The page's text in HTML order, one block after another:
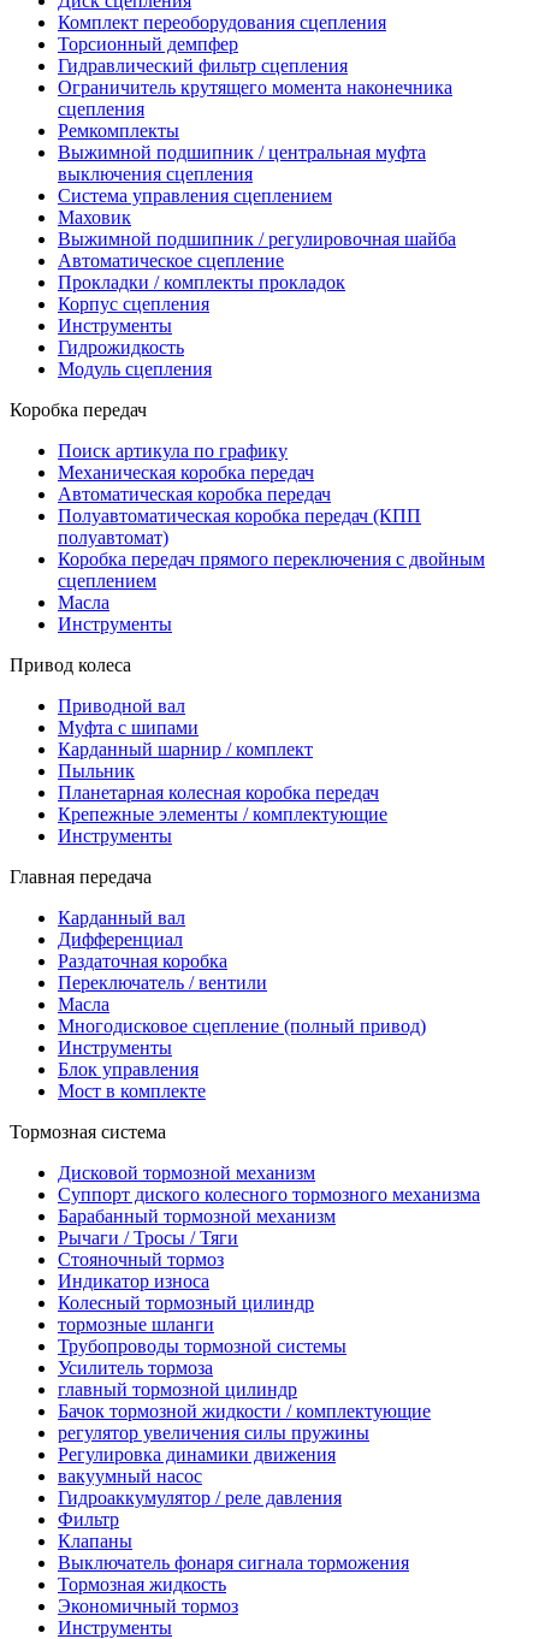
Комплект переоборудования сцепления
Торсионный демпфер
Гидравлический фильтр сцепления
Ограничитель крутящего момента наконечника
сцепления
Ремкомплекты
Выжимной подшипник / центральная муфта
выключения сцепления
Система управления сцеплением
Маховик
Выжимной подшипник / регулировочная шайба
Автоматическое сцепление
Прокладки / комплекты прокладок
Корпус сцепления
Инструменты
Гидрожидкость
Модуль сцепления
Коробка передач
Поиск артикула по графику
Механическая коробка передач
Автоматическая коробка передач
Полуавтоматическая коробка передач (КПП
полуавтомат)
Коробка передач прямого переключения с двойным
сцеплением
Масла
Инструменты
Привод колеса
Приводной вал
Муфта с шипами
Карданный шарнир / комплект
Пыльник
Планетарная колесная коробка передач
Крепежные элементы / комплектующие
Инструменты
Главная передача
Карданный вал
Дифференциал
Раздаточная коробка
Переключатель / вентили
Масла
Многодисковое сцепление (полный привод)
Инструменты
Блок управления
Мост в комплекте
Тормозная система
Дисковой тормозной механизм
Суппорт диского колесного тормозного механизма
Барабанный тормозной механизм
Рычаги / Тросы / Тяги
Стояночный тормоз
Индикатор износа
Колесный тормозный цилиндр
тормозные шланги
Трубопроводы тормозной системы
Усилитель тормоза
главный тормозной цилиндр
Бачок тормозной жидкости / комплектующие
регулятор увеличения силы пружины
Регулировка динамики движения
вакуумный насос
Гидроаккумулятор / реле давления
Фильтр
Клапаны
Выключатель фонаря сигнала торможения
Тормозная жидкость
Экономичный тормоз
Инструменты